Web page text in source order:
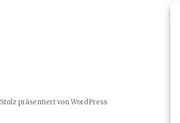
Stolz präsentiert von WordPress